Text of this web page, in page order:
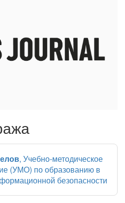
, Учебно-методическое
(УМО) по образованию в
безопасности